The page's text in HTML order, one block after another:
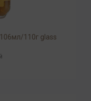
110г glass